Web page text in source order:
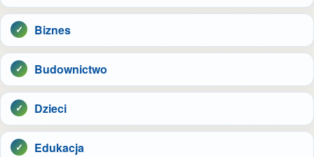
Biznes
Budownictwo
Dzieci
Edukacja